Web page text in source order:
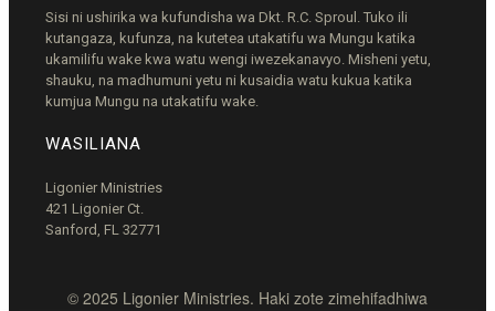
Sisi ni ushirika wa kufundisha wa Dkt. R.C. Sproul. Tuko ili
kutangaza, kufunza, na kutetea utakatifu wa Mungu katika
ukamilifu wake kwa watu wengi iwezekanavyo. Misheni yetu,
shauku, na madhumuni yetu ni kusaidia watu kukua katika
kumjua Mungu na utakatifu wake.
WASILIANA
Ligonier Ministries
421 Ligonier Ct.
Sanford, FL 32771
© 2025 Ligonier Ministries. Haki zote zimehifadhiwa